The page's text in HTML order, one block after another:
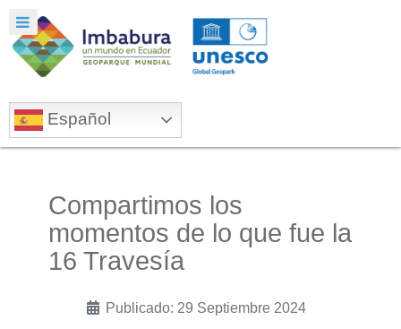
Español
Compartimos los
momentos de lo que fue la
16 Travesía
Publicado: 29 Septiembre 2024